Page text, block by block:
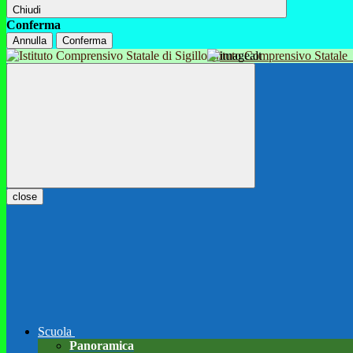
Chiudi
Conferma
Annulla Conferma
Istituto Comprensivo Statale
close
Scuola
Panoramica